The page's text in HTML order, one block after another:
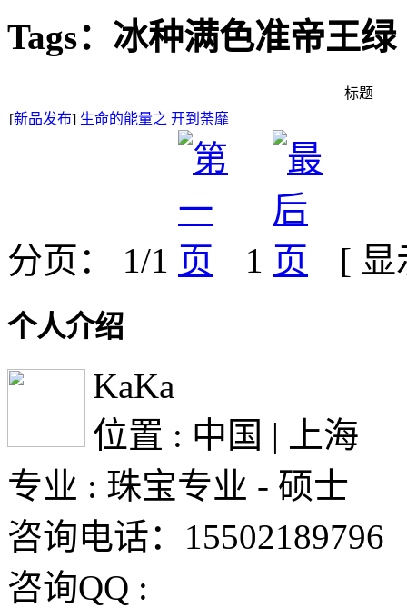
Tags：冰种满色准帝王绿
标题
[新品发布] 生命的能量之 开到荼靡
分页： 1/1 1 [
个人介绍
KaKa
位置 : 中国 | 上海
专业 : 珠宝专业 - 硕士
咨询电话：15502189796
咨询QQ :